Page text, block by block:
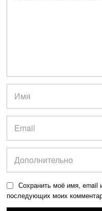
Сохранить моё имя, email
последующих моих